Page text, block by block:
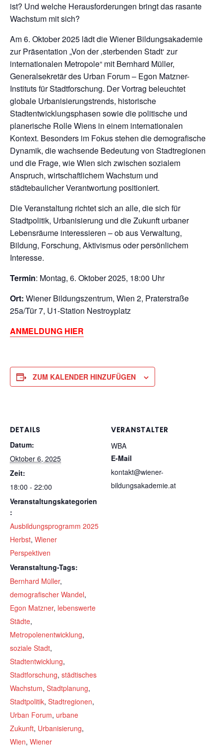
ist? Und welche Herausforderungen bringt das rasante
Wachstum mit sich?
Am 6. Oktober 2025 lädt die Wiener Bildungsakademie
zur Präsentation „Von der ‚sterbenden Stadt‘ zur
internationalen Metropole“ mit Bernhard Müller,
Generalsekretär des Urban Forum – Egon Matzner-
Instituts für Stadtforschung. Der Vortrag beleuchtet
globale Urbanisierungstrends, historische
Stadtentwicklungsphasen sowie die politische und
planerische Rolle Wiens in einem internationalen
Kontext. Besonders im Fokus stehen die demografische
Dynamik, die wachsende Bedeutung von Stadtregionen
und die Frage, wie Wien sich zwischen sozialem
Anspruch, wirtschaftlichem Wachstum und
städtebaulicher Verantwortung positioniert.
Die Veranstaltung richtet sich an alle, die sich für
Stadtpolitik, Urbanisierung und die Zukunft urbaner
Lebensräume interessieren – ob aus Verwaltung,
Bildung, Forschung, Aktivismus oder persönlichem
Interesse.
Termin: Montag, 6. Oktober 2025, 18:00 Uhr
Ort: Wiener Bildungszentrum, Wien 2, Praterstraße
25a/Tür 7, U1-Station Nestroyplatz
ANMELDUNG HIER
ZUM KALENDER HINZUFÜGEN
DETAILS
Datum:
Oktober 6, 2025
Zeit:
18:00 - 22:00
Veranstaltungskategorien
:
Ausbildungsprogramm 2025
Herbst, Wiener
Perspektiven
Veranstaltung-Tags:
Bernhard Müller,
demografischer Wandel,
Egon Matzner, lebenswerte
Städte,
Metropolenentwicklung,
soziale Stadt,
Stadtentwicklung,
Stadtforschung, städtisches
Wachstum, Stadtplanung,
Stadtpolitik, Stadtregionen,
Urban Forum, urbane
Zukunft, Urbanisierung,
Wien, Wiener
VERANSTALTER
WBA
E-Mail
kontakt@wiener-
bildungsakademie.at